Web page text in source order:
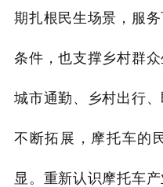
期扎根民生场景，服
条件，也支撑乡村群
城市通勤、乡村出行
不断拓展，摩托车的
显。重新认识摩托车